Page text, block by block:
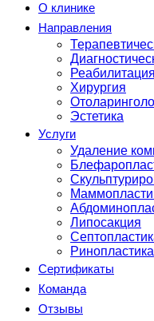
О клинике
Направления
Хирургия
Эстетика
Услуги
Удаление
Липосакция
Ринопластика
Сертификаты
Команда
Отзывы